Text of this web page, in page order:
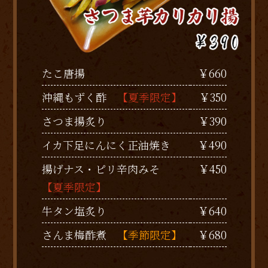
たこ唐揚
￥660
沖縄もずく酢
【夏季限定】
￥350
さつま揚炙り
￥390
イカ下足にんにく正油焼き
￥490
揚げナス・ピリ辛肉みそ
【夏季限定】
￥450
牛タン塩炙り
￥640
さんま梅酢煮
【季節限定】 ￥680